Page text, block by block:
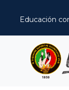
Educación